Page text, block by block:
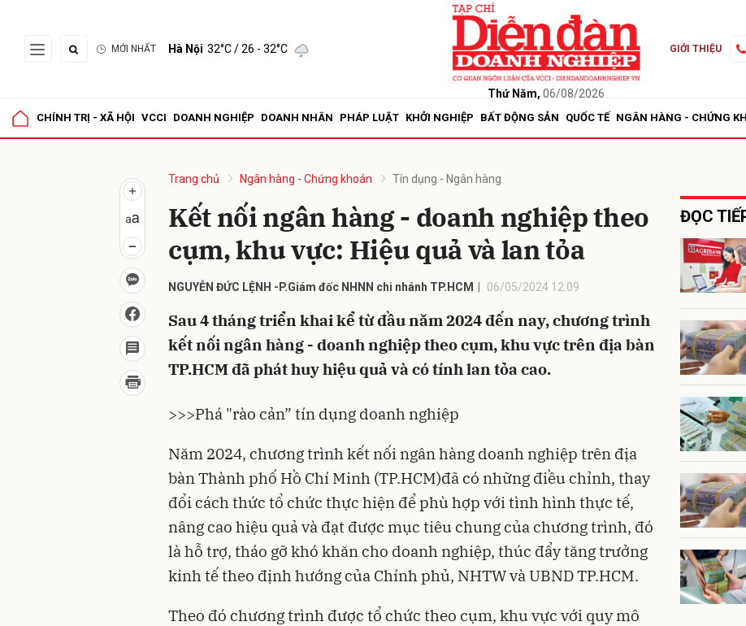
MỚI NHẤT Hà Nội 32°C/ 26 - 32°C
Thứ Năm, 06/08/2026
GIỚI THIỆU
CHÍNH TRỊ - XÃ HỘI VCCI DOANH NGHIỆP DOANH NHÂN PHÁP LUẬT KHỞI NGHIỆP BẤT ĐỘNG SẢN QUỐC TẾ NGÂN HÀNG - CHỨNG
Trang chủ Ngân hàng - Chứng khoán Tín dụng - Ngân hàng
Kết nối ngân hàng - doanh nghiệp theo
cụm, khu vực: Hiệu quả và lan tỏa
NGUYỄN ĐỨC LỆNH -P.Giám đốc NHNN chi nhánh TP.HCM 06/05/2024 12:09
Sau 4 tháng triển khai kể từ đầu năm 2024 đến nay, chương trình
kết nối ngân hàng - doanh nghiệp theo cụm, khu vực trên địa bàn
TP.HCM đã phát huy hiệu quả và có tính lan tỏa cao.
>>>Phá "rào cản” tín dụng doanh nghiệp
Năm 2024, chương trình kết nối ngân hàng doanh nghiệp trên địa
bàn Thành phố Hồ Chí Minh (TP.HCM)đã có những điều chỉnh, thay
đổi cách thức tổ chức thực hiện để phù hợp với tình hình thực tế,
nâng cao hiệu quả và đạt được mục tiêu chung của chương trình, đó
là hỗ trợ, tháo gỡ khó khăn cho doanh nghiệp, thúc đẩy tăng trưởng
kinh tế theo định hướng của Chính phủ, NHTW và UBND TP.HCM.
Theo đó chương trình được tổ chức theo cụm, khu vực với quy mô
ĐỌC
Gửi